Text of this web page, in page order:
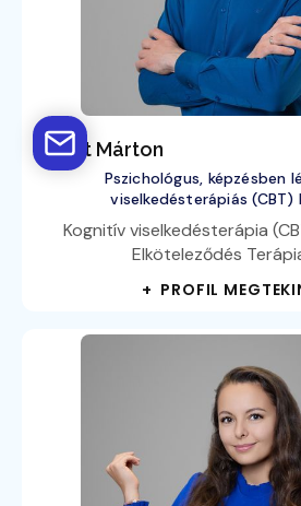
Bálint Márton
Pszichológus, képzésben
viselkedésterápiás (CBT)
Kognitív viselkedésterápia
Elköteleződés
+ PROFIL